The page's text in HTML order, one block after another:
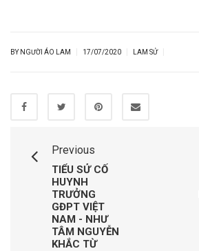
BY NGƯỜI ÁO LAM 17/07/2020 LAM SỬ
Previous
TIỂU SỬ CỐ
HUYNH
TRƯỞNG
GĐPT VIỆT
NAM - NHƯ
TÂM NGUYỄN
KHẮC TỪ